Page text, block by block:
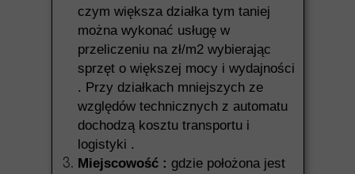
czym większa działka tym taniej
można wykonać usługę w
przeliczeniu na zł/m2 wybierając
sprzęt o większej mocy i wydajności
. Przy działkach mniejszych ze
względów technicznych z automatu
dochodzą kosztu transportu i
logistyki .
Miejscowość : gdzie położona jest